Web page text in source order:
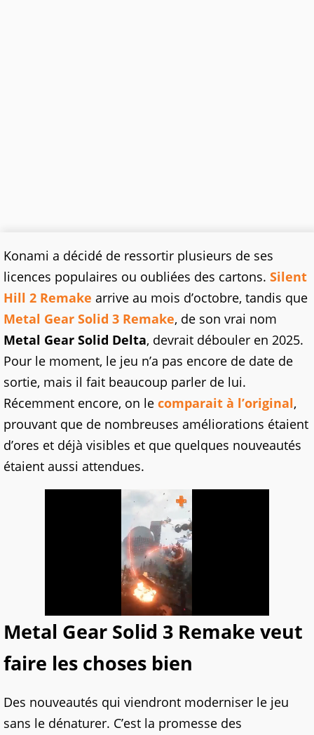
Konami a décidé de ressortir plusieurs de ses
licences populaires ou oubliées des cartons. Silent
Hill 2 Remake arrive au mois d’octobre, tandis que
Metal Gear Solid 3 Remake, de son vrai nom
Metal Gear Solid Delta, devrait débouler en 2025.
Pour le moment, le jeu n’a pas encore de date de
sortie, mais il fait beaucoup parler de lui.
Récemment encore, on le comparait à l’original,
prouvant que de nombreuses améliorations étaient
d’ores et déjà visibles et que quelques nouveautés
étaient aussi attendues.
Metal Gear Solid 3 Remake veut
faire les choses bien
Des nouveautés qui viendront moderniser le jeu
sans le dénaturer. C’est la promesse des